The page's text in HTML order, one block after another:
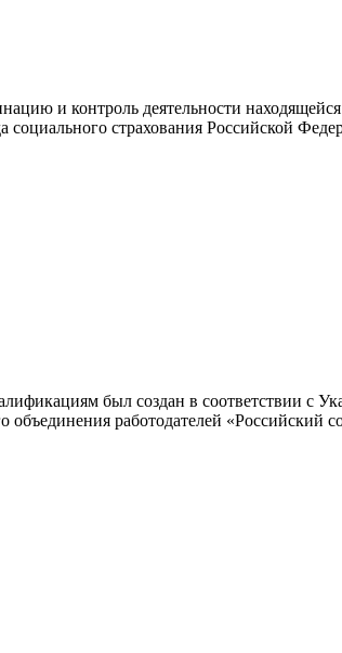
и контроль деятельности
страхования Российской
был создан в соответствии с
объединения работодателей